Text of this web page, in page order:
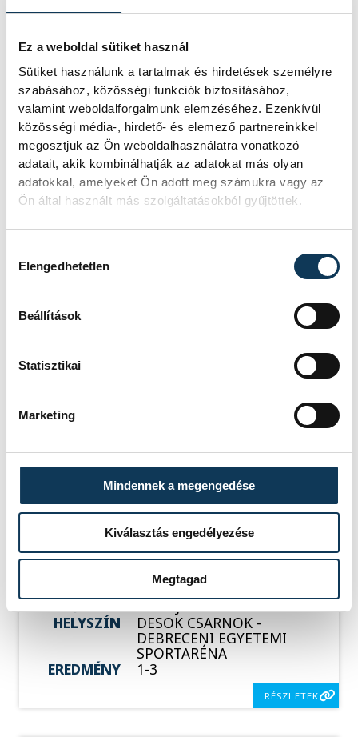
Ez a weboldal sütiket használ
Sütiket használunk a tartalmak és hirdetések személyre
szabásához, közösségi funkciók biztosításához,
valamint weboldalforgalmunk elemzéséhez. Ezenkívül
közösségi média-, hirdető- és elemező partnereinkkel
megosztjuk az Ön weboldalhasználatra vonatkozó
adatait, akik kombinálhatják az adatokat más olyan
adatokkal, amelyeket Ön adott meg számukra vagy az
Ön által használt más szolgáltatásokból gyűjtöttek.
Elengedhetetlen
Beállítások
Statisztikai
Marketing
Mindennek a megengedése
Kiválasztás engedélyezése
Megtagad
SZERZŐ
vehir.hu
Dominik
Események
KORÁBBI ESEMÉNYEK BETÖLTÉSE
SOROZAT
VENDÉG
RÉSZLETEK
FÉRFI FUTSAL NB I, A 3.
HELYÉRT, 2025/2026
DEAC
VEHÍR VESZPRÉM
IDŐPONT
2026. JÚNIUS 8. 18:00
HELYSZÍN
DESOK CSARNOK -
DEBRECENI EGYETEMI
SPORTARÉNA
EREDMÉNY
1-3
RÉSZLETEK